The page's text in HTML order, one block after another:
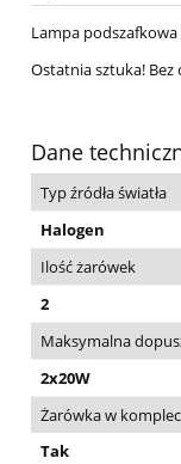
Lampa podszafkowa
Ostatnia sztuka!
Dane
Typ źródła światła
Halogen
Ilość żarówek
2
Maksymalna
2x20W
Żarówka w
Tak